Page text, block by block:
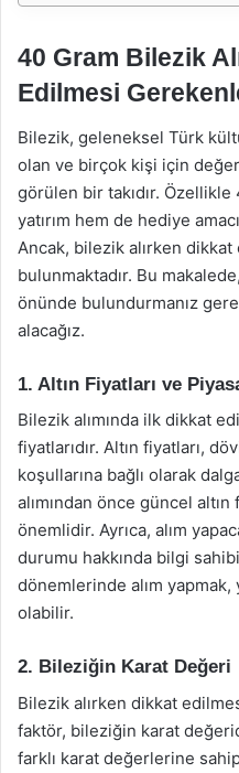
40 Gram Bilezik
Edilmesi
Bilezik, geleneksel Türk
olan ve birçok kişi için
görülen bir takıdır.
yatırım hem de hediye
Ancak, bilezik alırken
bulunmaktadır. Bu
önünde bulundurmanız
alacağız.
1. Altın Fiyatları ve
Bilezik alımında ilk dikkat
fiyatlarıdır. Altın fiyatları,
koşullarına bağlı olarak
alımından önce güncel
önemlidir. Ayrıca, alım
durumu hakkında bilgi
dönemlerinde alım yapmak,
olabilir.
2. Bileziğin Karat Değeri
Bilezik alırken dikkat
faktör, bileziğin karat
farklı karat değerlerine